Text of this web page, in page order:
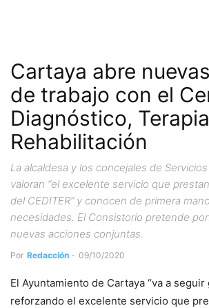
Cartaya abre
de trabajo con el
Diagnóstico,
Rehabilitación
La alcaldesa y los concejales de
valoran “el excelente servicio que
del CEDITER” y conocen de primera
necesidades. El Consistorio pretende
nuevas acciones conjuntas.
Por Redacción - 09/10/2020
El Ayuntamiento de Cartaya “va a
reforzando el excelente servicio que